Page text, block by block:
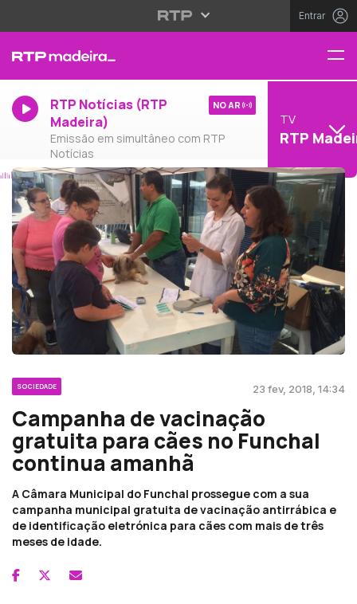
Entrar
RTP Notícias (RTP
Madeira)
Emissão em simultâneo com RTP
Notícias
NO AR
TV
RTP
SOCIEDADE 23 fev, 2018, 14:34
Campanha de vacinação
gratuita para cães no Funchal
continua amanhã
A Câmara Municipal do Funchal prossegue com a sua
campanha municipal gratuita de vacinação antirrábica e
de identificação eletrónica para cães com mais de três
meses de idade.